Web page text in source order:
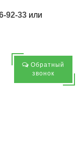
92-33 или
Обратный
звонок